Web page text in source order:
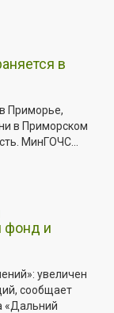
в
Приморье,
в Приморском
МинГОЧС...
фонд и
увеличен
сообщает
«Дальний